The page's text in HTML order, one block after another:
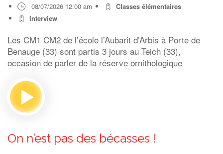
08/07/2026 12:00 am
Classes élémentaires
Interview
Les CM1 CM2 de l’école l’Aubarit d’Arbis à Porte de
Benauge (33) sont partis 3 jours au Teich (33),
occasion de parler de la réserve ornithologique
On n’est pas des bécasses !